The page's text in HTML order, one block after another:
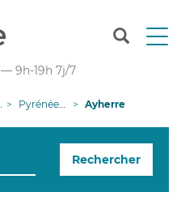
T
n
g
— 9h-19h 7j/7
Pyrénées-Atlantiques Ayherre
Rechercher